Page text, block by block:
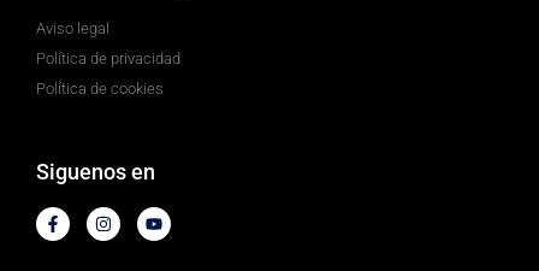
Aviso legal
Política de privacidad
Política de cookies
Siguenos en